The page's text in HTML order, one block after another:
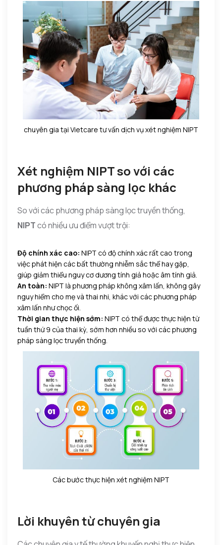
chuyên gia tại Vietcare tư vấn dịch vụ xét nghiệm NIPT
Xét nghiệm NIPT so với các
phương pháp sàng lọc khác
So với các phương pháp sàng lọc truyền thống,
NIPTcó nhiều ưu điểm vượt trội:
Độ chính xác cao: NIPT có độ chính xác rất cao trong
việc phát hiện các bất thường nhiễm sắc thể hay gặp,
giúp giảm thiểu nguy cơ dương tính giả hoặc âm tính giả.
An toàn: NIPT là phương pháp không xâm lấn, không gây
nguy hiểm cho mẹ và thai nhi, khác với các phương pháp
xâm lấn như chọc ối.
Thời gian thực hiện sớm: NIPT có thể được thực hiện từ
tuần thứ 9 của thai kỳ, sớm hơn nhiều so với các phương
pháp sàng lọc truyền thống.
Các bước thực hiện xét nghiệm NIPT
Lời khuyên từ chuyên gia